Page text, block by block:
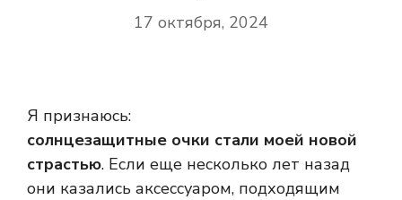
17 октября, 2024
Я признаюсь:
солнцезащитные очки стали моей новой
страстью. Если еще несколько лет назад
они казались аксессуаром, подходящим